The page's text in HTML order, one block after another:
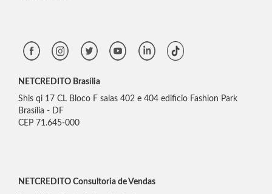
NETCREDITO Brasília
Shis qi 17 CL Bloco F salas 402 e 404 edificio Fashion Park
Brasília - DF
CEP 71.645-000
NETCREDITO Consultoria de Vendas